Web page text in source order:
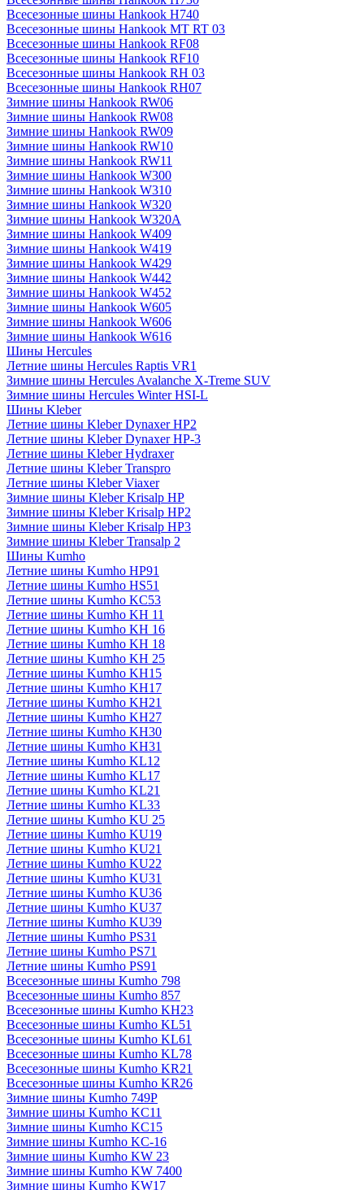
Всесезонные шины Hankook H740
Всесезонные шины Hankook MT RT 03
Всесезонные шины Hankook RF08
Всесезонные шины Hankook RF10
Всесезонные шины Hankook RH 03
Всесезонные шины Hankook RH07
Зимние шины Hankook RW06
Зимние шины Hankook RW08
Зимние шины Hankook RW09
Зимние шины Hankook RW10
Зимние шины Hankook RW11
Зимние шины Hankook W300
Зимние шины Hankook W310
Зимние шины Hankook W320
Зимние шины Hankook W320A
Зимние шины Hankook W409
Зимние шины Hankook W419
Зимние шины Hankook W429
Зимние шины Hankook W442
Зимние шины Hankook W452
Зимние шины Hankook W605
Зимние шины Hankook W606
Зимние шины Hankook W616
Шины Hercules
Летние шины Hercules Raptis VR1
Зимние шины Hercules Avalanche X-Treme SUV
Зимние шины Hercules Winter HSI-L
Шины Kleber
Летние шины Kleber Dynaxer HP2
Летние шины Kleber Dynaxer HP-3
Летние шины Kleber Hydraxer
Летние шины Kleber Transpro
Летние шины Kleber Viaxer
Зимние шины Kleber Krisalp HP
Зимние шины Kleber Krisalp HP2
Зимние шины Kleber Krisalp HP3
Зимние шины Kleber Transalp 2
Шины Kumho
Летние шины Kumho HP91
Летние шины Kumho HS51
Летние шины Kumho KC53
Летние шины Kumho KH 11
Летние шины Kumho KH 16
Летние шины Kumho KH 18
Летние шины Kumho KH 25
Летние шины Kumho KH15
Летние шины Kumho KH17
Летние шины Kumho KH21
Летние шины Kumho KH27
Летние шины Kumho KH30
Летние шины Kumho KH31
Летние шины Kumho KL12
Летние шины Kumho KL17
Летние шины Kumho KL21
Летние шины Kumho KL33
Летние шины Kumho KU 25
Летние шины Kumho KU19
Летние шины Kumho KU21
Летние шины Kumho KU22
Летние шины Kumho KU31
Летние шины Kumho KU36
Летние шины Kumho KU37
Летние шины Kumho KU39
Летние шины Kumho PS31
Летние шины Kumho PS71
Летние шины Kumho PS91
Всесезонные шины Kumho 798
Всесезонные шины Kumho 857
Всесезонные шины Kumho KH23
Всесезонные шины Kumho KL51
Всесезонные шины Kumho KL61
Всесезонные шины Kumho KL78
Всесезонные шины Kumho KR21
Всесезонные шины Kumho KR26
Зимние шины Kumho 749P
Зимние шины Kumho KC11
Зимние шины Kumho KC15
Зимние шины Kumho KC-16
Зимние шины Kumho KW 23
Зимние шины Kumho KW 7400
Зимние шины Kumho KW17